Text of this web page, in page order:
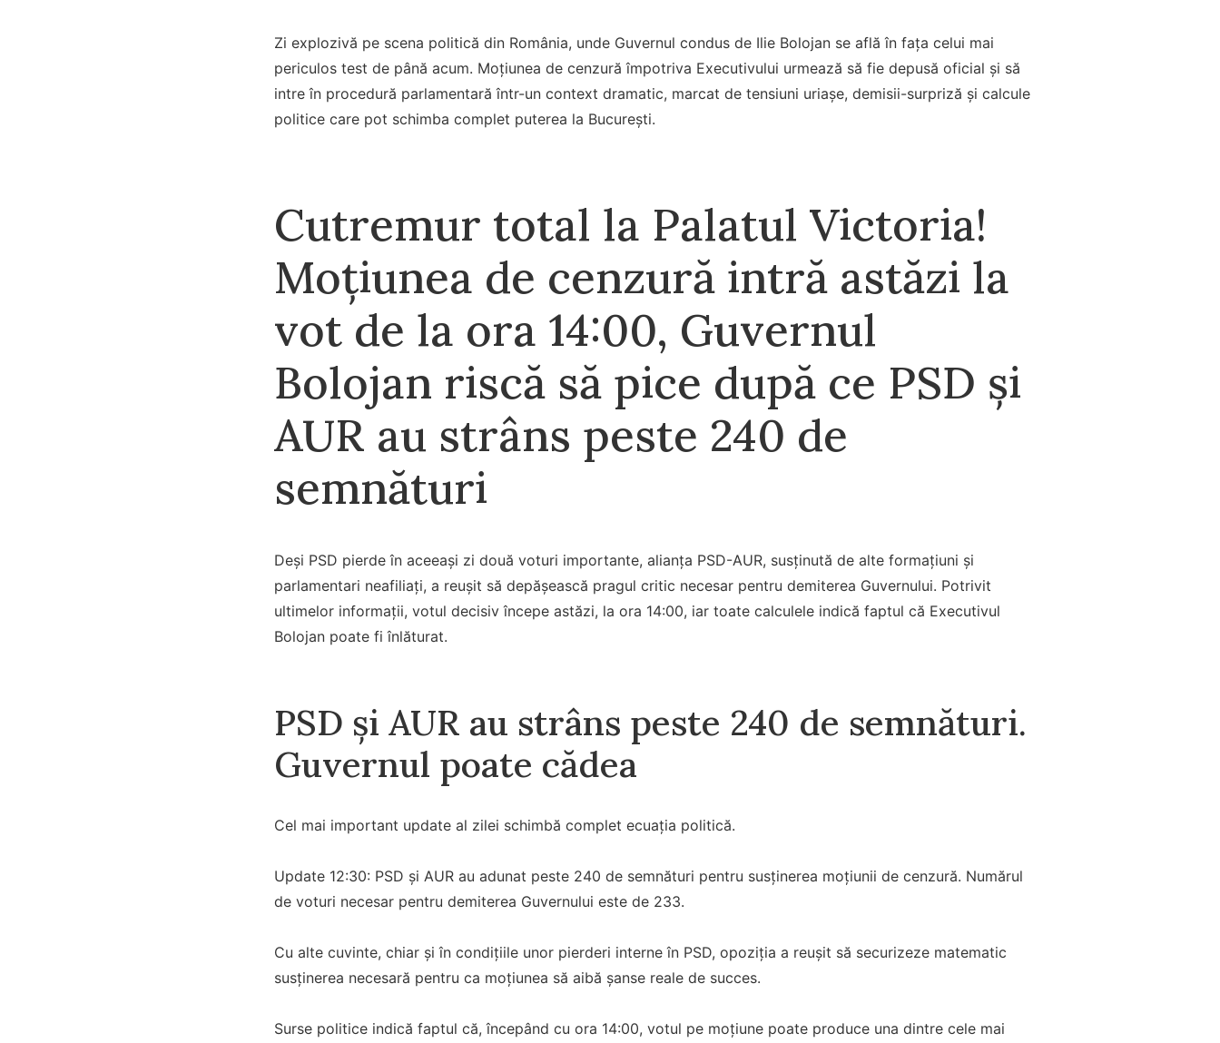
Zi explozivă pe scena politică din România, unde Guvernul condus de Ilie Bolojan se află în fața celui mai
periculos test de până acum. Moțiunea de cenzură împotriva Executivului urmează să fie depusă oficial și să
intre în procedură parlamentară într-un context dramatic, marcat de tensiuni uriașe, demisii-surpriză și calcule
politice care pot schimba complet puterea la București.
Cutremur total la Palatul Victoria!
Moțiunea de cenzură intră astăzi la
vot de la ora 14:00, Guvernul
Bolojan riscă să pice după ce PSD și
AUR au strâns peste 240 de
semnături
Deși PSD pierde în aceeași zi două voturi importante, alianța PSD-AUR, susținută de alte formațiuni și
parlamentari neafiliați, a reușit să depășească pragul critic necesar pentru demiterea Guvernului. Potrivit
ultimelor informații, votul decisiv începe astăzi, la ora 14:00, iar toate calculele indică faptul că Executivul
Bolojan poate fi înlăturat.
PSD și AUR au strâns peste 240 de semnături.
Guvernul poate cădea
Cel mai important update al zilei schimbă complet ecuația politică.
Update 12:30: PSD și AUR au adunat peste 240 de semnături pentru susținerea moțiunii de cenzură. Numărul
de voturi necesar pentru demiterea Guvernului este de 233.
Cu alte cuvinte, chiar și în condițiile unor pierderi interne în PSD, opoziția a reușit să securizeze matematic
susținerea necesară pentru ca moțiunea să aibă șanse reale de succes.
Surse politice indică faptul că, începând cu ora 14:00, votul pe moțiune poate produce una dintre cele mai